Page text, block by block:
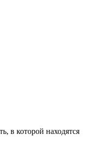
в которой находятся